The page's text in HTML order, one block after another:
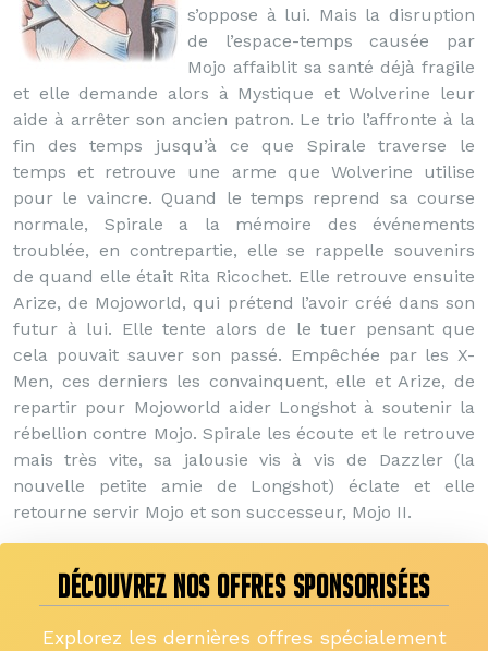
s’oppose à lui. Mais la disruption
de l’espace-temps causée par
Mojo affaiblit sa santé déjà fragile
et elle demande alors à Mystique et Wolverine leur
aide à arrêter son ancien patron. Le trio l’affronte à la
fin des temps jusqu’à ce que Spirale traverse le
temps et retrouve une arme que Wolverine utilise
pour le vaincre. Quand le temps reprend sa course
normale, Spirale a la mémoire des événements
troublée, en contrepartie, elle se rappelle souvenirs
de quand elle était Rita Ricochet. Elle retrouve ensuite
Arize, de Mojoworld, qui prétend l’avoir créé dans son
futur à lui. Elle tente alors de le tuer pensant que
cela pouvait sauver son passé. Empêchée par les X-
Men, ces derniers les convainquent, elle et Arize, de
repartir pour Mojoworld aider Longshot à soutenir la
rébellion contre Mojo. Spirale les écoute et le retrouve
mais très vite, sa jalousie vis à vis de Dazzler (la
nouvelle petite amie de Longshot) éclate et elle
retourne servir Mojo et son successeur, Mojo II.
DÉCOUVREZ NOS OFFRES SPONSORISÉES
Explorez les dernières offres spécialement